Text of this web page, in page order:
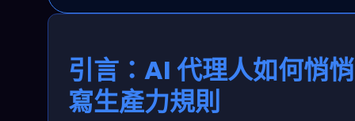
引言：AI 代理人如何悄
寫生產力規則